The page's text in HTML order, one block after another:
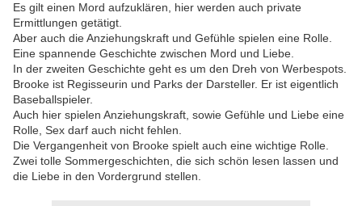
Es gilt einen Mord aufzuklären, hier werden auch private
Ermittlungen getätigt.
Aber auch die Anziehungskraft und Gefühle spielen eine Rolle.
Eine spannende Geschichte zwischen Mord und Liebe.
In der zweiten Geschichte geht es um den Dreh von Werbespots.
Brooke ist Regisseurin und Parks der Darsteller. Er ist eigentlich
Baseballspieler.
Auch hier spielen Anziehungskraft, sowie Gefühle und Liebe eine
Rolle, Sex darf auch nicht fehlen.
Die Vergangenheit von Brooke spielt auch eine wichtige Rolle.
Zwei tolle Sommergeschichten, die sich schön lesen lassen und
die Liebe in den Vordergrund stellen.